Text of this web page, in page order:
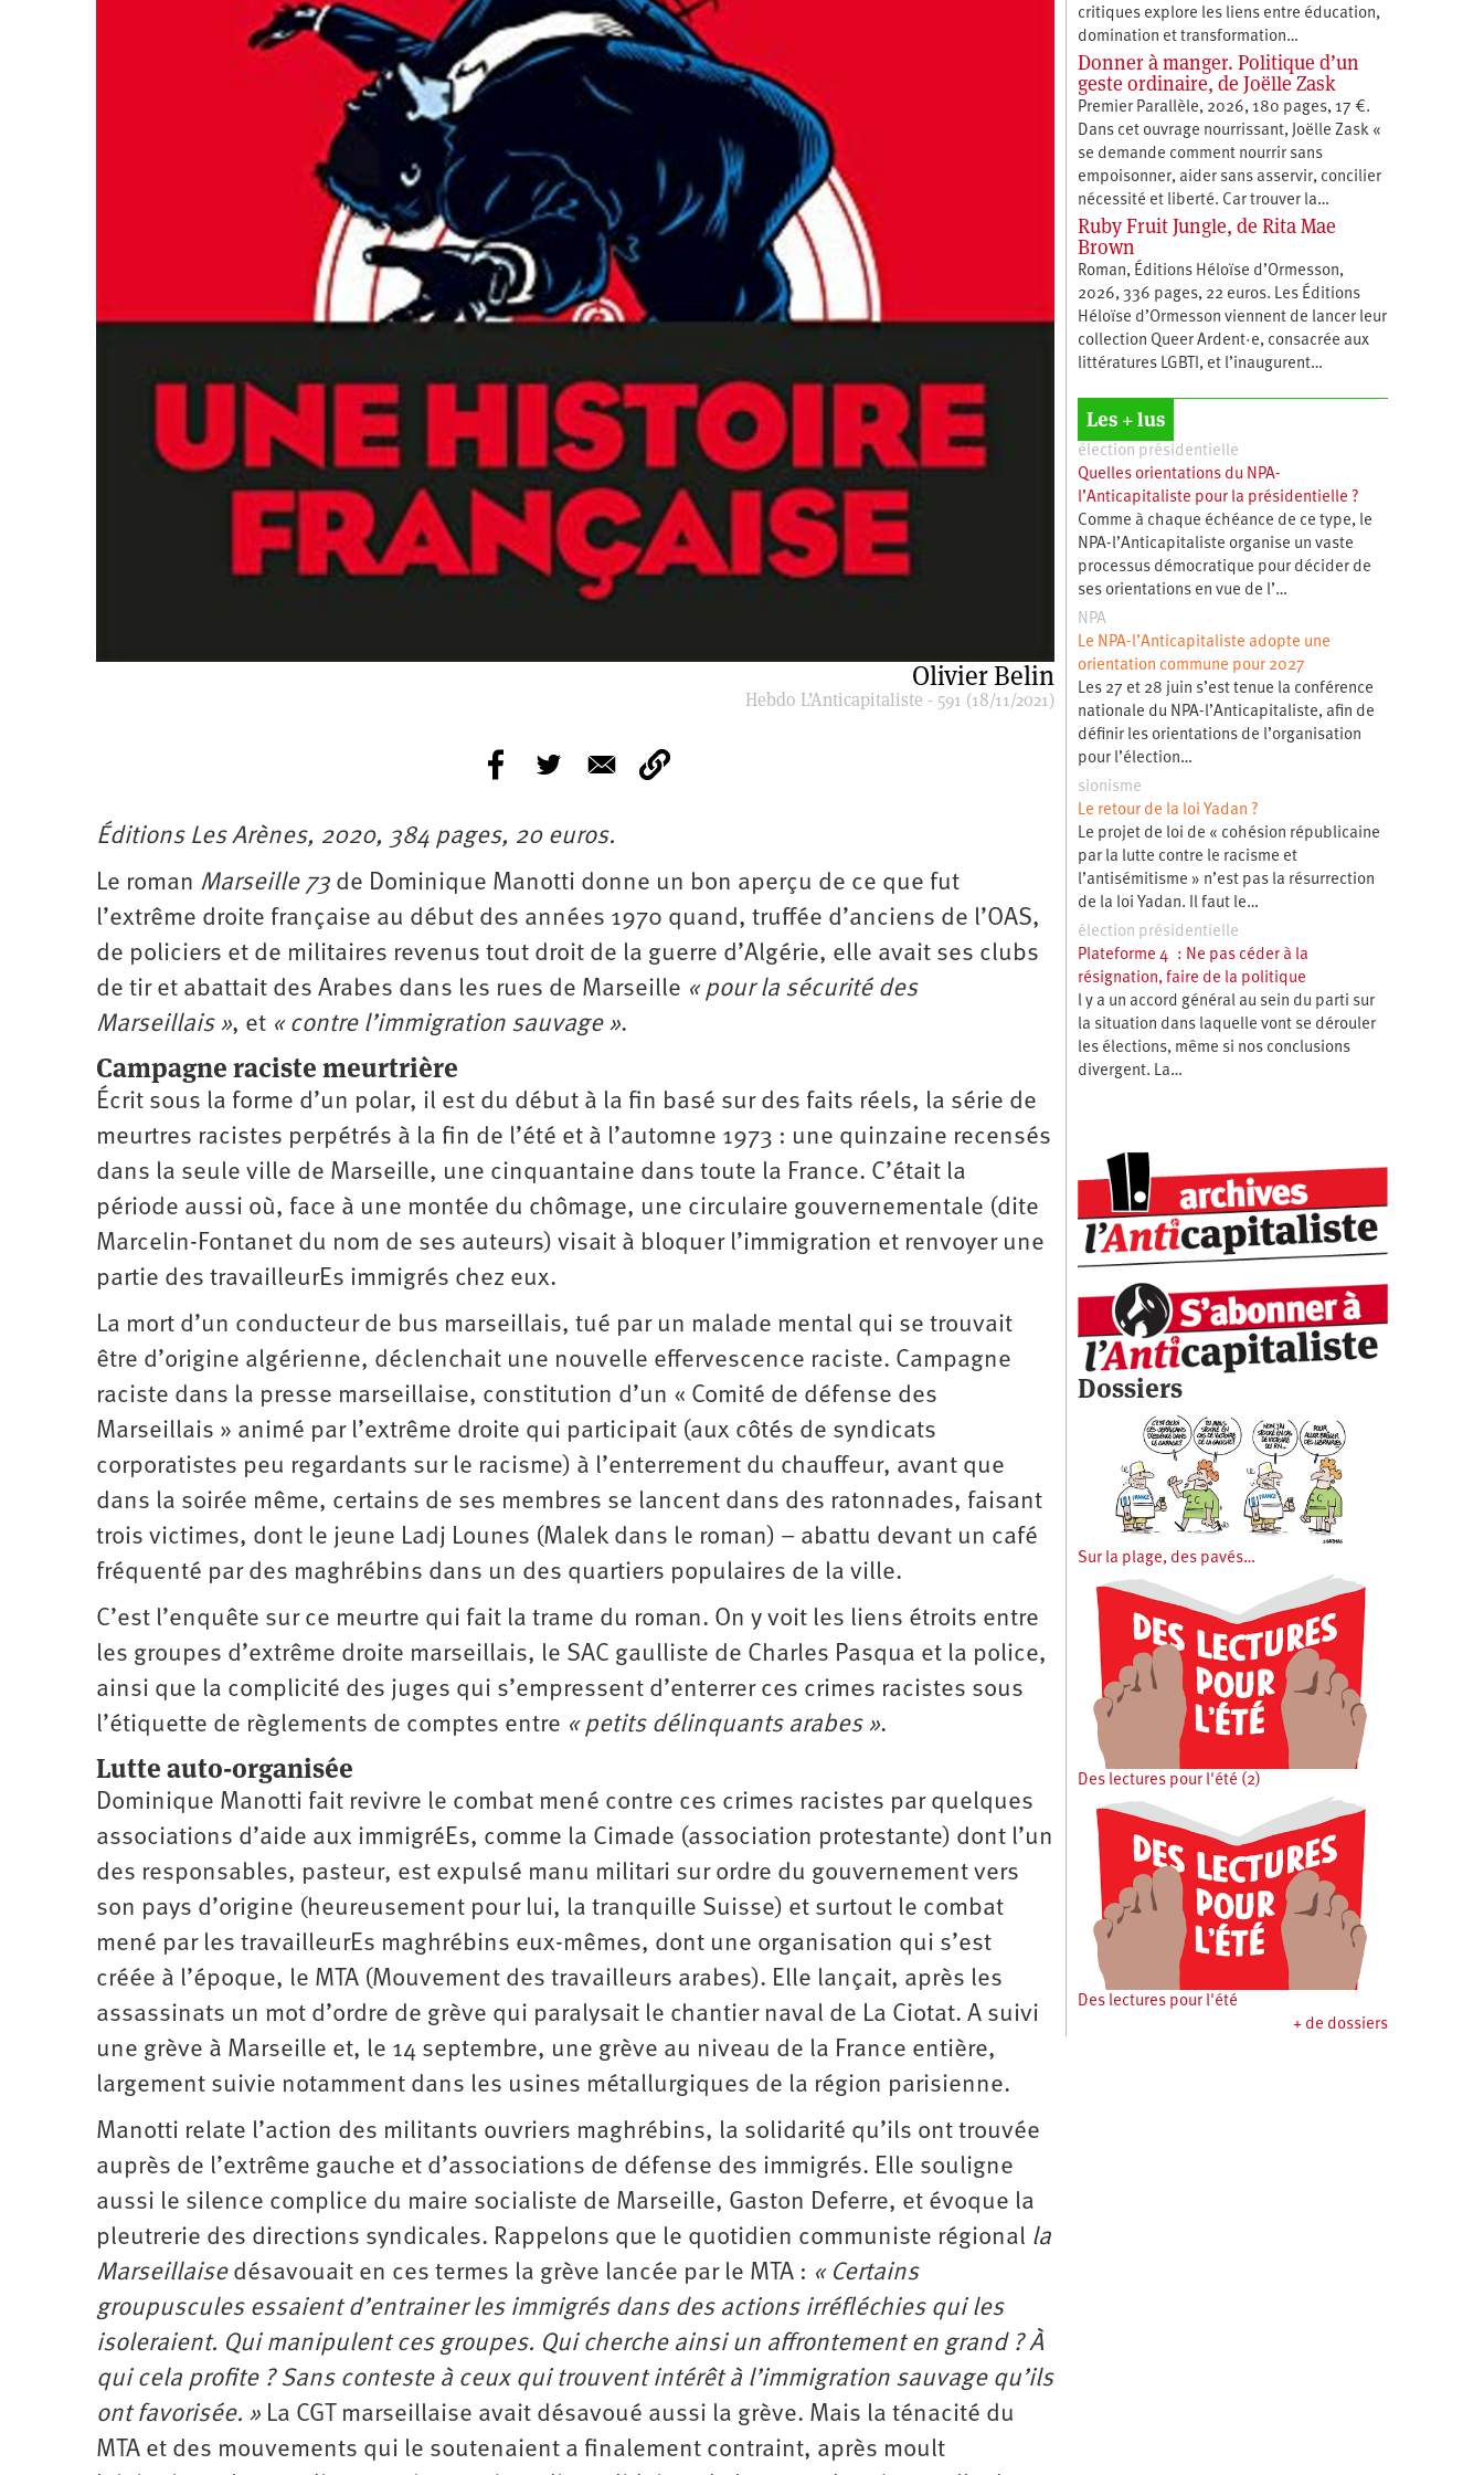
Olivier Belin
Hebdo L’Anticapitaliste - 591 (18/11/2021)
Éditions Les Arènes, 2020, 384 pages, 20 euros.
Le roman Marseille 73 de Dominique Manotti donne un bon aperçu de ce que fut
l’extrême droite française au début des années 1970 quand, truffée d’anciens de l’OAS,
de policiers et de militaires revenus tout droit de la guerre d’Algérie, elle avait ses clubs
de tir et abattait des Arabes dans les rues de Marseille « pour la sécurité des
Marseillais », et « contre l’immigration sauvage ».
Campagne raciste meurtrière
Écrit sous la forme d’un polar, il est du début à la fin basé sur des faits réels, la série de
meurtres racistes perpétrés à la fin de l’été et à l’automne 1973 : une quinzaine recensés
dans la seule ville de Marseille, une cinquantaine dans toute la France. C’était la
période aussi où, face à une montée du chômage, une circulaire gouvernementale (dite
Marcelin-Fontanet du nom de ses auteurs) visait à bloquer l’immigration et renvoyer une
partie des travailleurEs immigrés chez eux.
La mort d’un conducteur de bus marseillais, tué par un malade mental qui se trouvait
être d’origine algérienne, déclenchait une nouvelle effervescence raciste. Campagne
raciste dans la presse marseillaise, constitution d’un « Comité de défense des
Marseillais » animé par l’extrême droite qui participait (aux côtés de syndicats
corporatistes peu regardants sur le racisme) à l’enterrement du chauffeur, avant que
dans la soirée même, certains de ses membres se lancent dans des ratonnades, faisant
trois victimes, dont le jeune Ladj Lounes (Malek dans le roman) – abattu devant un café
fréquenté par des maghrébins dans un des quartiers populaires de la ville.
C’est l’enquête sur ce meurtre qui fait la trame du roman. On y voit les liens étroits entre
les groupes d’extrême droite marseillais, le SAC gaulliste de Charles Pasqua et la police,
ainsi que la complicité des juges qui s’empressent d’enterrer ces crimes racistes sous
l’étiquette de règlements de comptes entre « petits délinquants arabes ».
Lutte auto-organisée
Dominique Manotti fait revivre le combat mené contre ces crimes racistes par quelques
associations d’aide aux immigréEs, comme la Cimade (association protestante) dont l’un
des responsables, pasteur, est expulsé manu militari sur ordre du gouvernement vers
son pays d’origine (heureusement pour lui, la tranquille Suisse) et surtout le combat
mené par les travailleurEs maghrébins eux-mêmes, dont une organisation qui s’est
créée à l’époque, le MTA (Mouvement des travailleurs arabes). Elle lançait, après les
assassinats un mot d’ordre de grève qui paralysait le chantier naval de La Ciotat. A suivi
une grève à Marseille et, le 14 septembre, une grève au niveau de la France entière,
largement suivie notamment dans les usines métallurgiques de la région parisienne.
Manotti relate l’action des militants ouvriers maghrébins, la solidarité qu’ils ont trouvée
auprès de l’extrême gauche et d’associations de défense des immigrés. Elle souligne
aussi le silence complice du maire socialiste de Marseille, Gaston Deferre, et évoque la
pleutrerie des directions syndicales. Rappelons que le quotidien communiste régional la
Marseillaisedésavouait en ces termes la grève lancée par le MTA : « Certains
groupuscules essaient d’entrainer les immigrés dans des actions irréfléchies qui les
isoleraient. Qui manipulent ces groupes. Qui cherche ainsi un affrontement en grand ? À
qui cela profite ? Sans conteste à ceux qui trouvent intérêt à l’immigration sauvage qu’ils
ont favorisée. » La CGT marseillaise avait désavoué aussi la grève. Mais la ténacité du
MTA et des mouvements qui le soutenaient a finalement contraint, après moult
critiques explore les liens entre éducation,
­domination et transformation…
Donner à manger. Politique d’un
geste ordinaire, de Joëlle Zask
Premier Parallèle, 2026, 180 pages, 17 €.
Dans cet ouvrage nourrissant, Joëlle Zask «
se demande comment nourrir sans
empoisonner, aider sans asservir, concilier
nécessité et liberté. Car trouver la…
Ruby Fruit Jungle, de Rita Mae
Brown
Roman, Éditions Héloïse d’Ormesson,
2026, 336 pages, 22 euros. Les Éditions
Héloïse d’Ormesson viennent de lancer leur
collection Queer Ardent·e, consacrée aux
littératures LGBTI, et l’inaugurent…
Les + lus
élection présidentielle
Quelles orientations du NPA-
l’Anticapitaliste pour la présidentielle ?
Comme à chaque échéance de ce type, le
NPA-l’Anticapitaliste organise un vaste
processus démocratique pour décider de
ses orientations en vue de l’…
NPA
Le NPA-l’Anticapitaliste adopte une
orientation commune pour 2027
Les 27 et 28 juin s’est tenue la conférence
nationale du NPA-l’Anticapitaliste, afin de
définir les orientations de l’organisation
pour l’élection…
sionisme
Le retour de la loi Yadan ?
Le projet de loi de « cohésion républicaine
par la lutte contre le racisme et
l’antisémitisme » n’est pas la résurrection
de la loi Yadan. Il faut le…
élection présidentielle
Plateforme 4 : Ne pas céder à la
résignation, faire de la politique
l y a un accord général au sein du parti sur
la situation dans laquelle vont se dérouler
les élections, même si nos conclusions
divergent. La…
Dossiers
Sur la plage, des pavés…
Des lectures pour l'été (2)
Des lectures pour l'été
+ de dossiers